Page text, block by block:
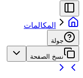
المكالمات
جولة
نسخ الصفحة